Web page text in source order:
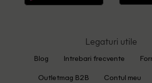
Legaturi utile
Blog Intrebari frecvente
Outletmag B2B Contul meu